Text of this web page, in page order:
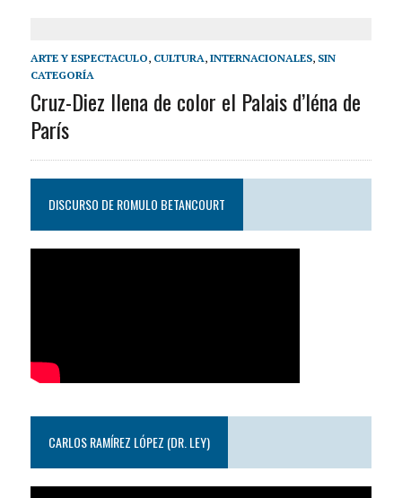
ARTE Y ESPECTACULO, CULTURA, INTERNACIONALES, SIN
CATEGORÍA
Cruz-Diez llena de color el Palais d’Iéna de
París
DISCURSO DE ROMULO BETANCOURT
CARLOS RAMÍREZ LÓPEZ (DR. LEY)